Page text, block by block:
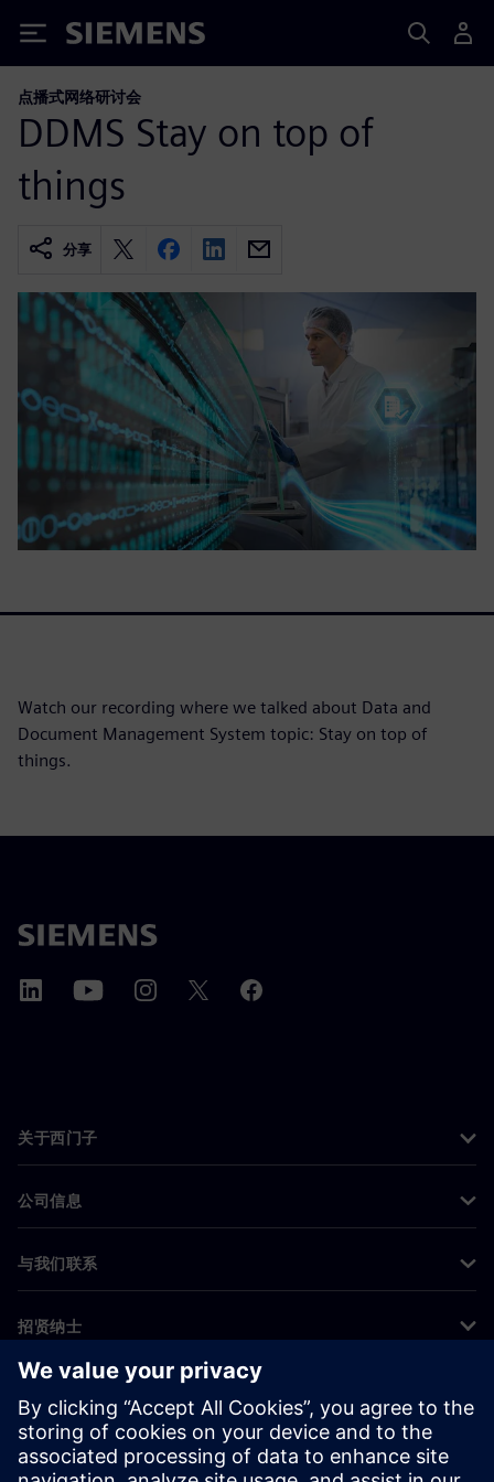
Siemens
点播式网络研讨会
DDMS Stay on top of
things
分享
Watch our recording where we talked about Data and
Document Management System topic: Stay on top of
things.
关于西门子
公司信息
与我们联系
招贤纳士
©Siemens 2026
企业信息